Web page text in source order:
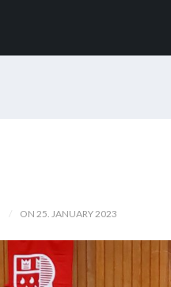
ON 25. JANUARY 2023